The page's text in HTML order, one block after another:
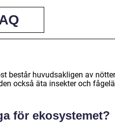
består huvudsakligen av
också äta insekter och
för ekosystemet?